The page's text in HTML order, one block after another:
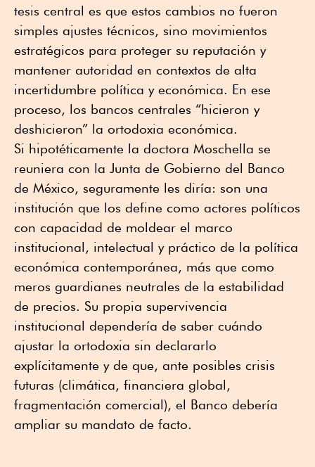
tesis central es que estos cambios no fueron
simples ajustes técnicos, sino movimientos
estratégicos para proteger su reputación y
mantener autoridad en contextos de alta
incertidumbre política y económica. En ese
proceso, los bancos centrales “hicieron y
deshicieron” la ortodoxia económica.
Si hipotéticamente la doctora Moschella se
reuniera con la Junta de Gobierno del Banco
de México, seguramente les diría: son una
institución que los define como actores políticos
con capacidad de moldear el marco
institucional, intelectual y práctico de la política
económica contemporánea, más que como
meros guardianes neutrales de la estabilidad
de precios. Su propia supervivencia
institucional dependería de saber cuándo
ajustar la ortodoxia sin declararlo
explícitamente y de que, ante posibles crisis
futuras (climática, financiera global,
fragmentación comercial), el Banco debería
ampliar su mandato de facto.